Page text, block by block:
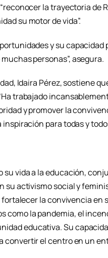
la trayectoria de
su motor de vida”.
y su
personas”, asegura.
Idaira Pérez, sostiene
trabajado
y promover la
para todas y
su vida a la educación,
su activismo social y
la convivencia
la pandemia, el
educativa. Su
convertir el centro en un